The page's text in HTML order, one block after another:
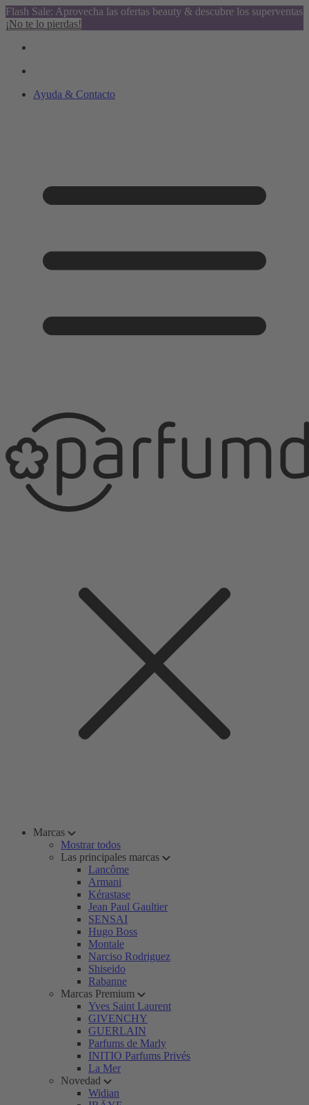
Flash Sale: Aprovecha las ofertas beauty & descubre los superventas
¡No te lo pierdas!
Ayuda & Contacto
Marcas
Mostrar todos
Las principales marcas
Lancôme
Armani
Kérastase
Jean Paul Gaultier
SENSAI
Hugo Boss
Montale
Narciso Rodriguez
Shiseido
Rabanne
Marcas Premium
Yves Saint Laurent
GIVENCHY
GUERLAIN
Parfums de Marly
INITIO Parfums Privés
La Mer
Novedad
Widian